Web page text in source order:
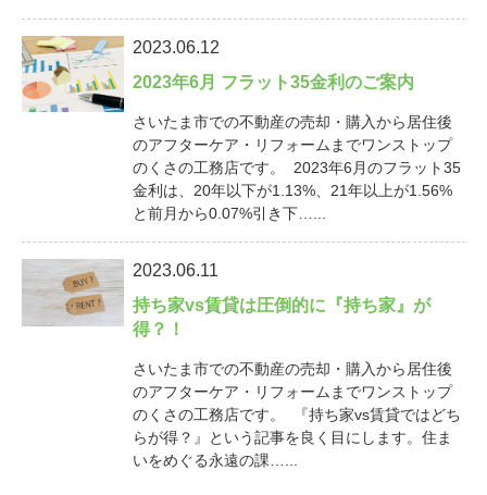
2023.06.12
2023年6月 フラット35金利のご案内
さいたま市での不動産の売却・購入から居住後
のアフターケア・リフォームまでワンストップ
のくさの工務店です。 2023年6月のフラット35
金利は、20年以下が1.13%、21年以上が1.56%
と前月から0.07%引き下…...
2023.06.11
持ち家vs賃貸は圧倒的に『持ち家』が
得？！
さいたま市での不動産の売却・購入から居住後
のアフターケア・リフォームまでワンストップ
のくさの工務店です。 『持ち家vs賃貸ではどち
らが得？』という記事を良く目にします。住ま
いをめぐる永遠の課…...